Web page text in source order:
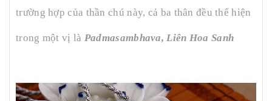
trường hợp của thần chú này, cả ba thân đều thể hiện
trong một vị là Padmasambhava, Liên Hoa Sanh